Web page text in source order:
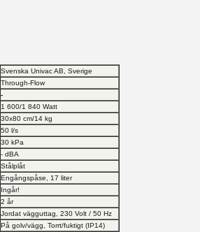
Svenska Univac AB, Sverige
Through-Flow
-
1 600/1 840 Watt
30x80 cm/14 kg
50 l/s
30 kPa
- dBA
Stålplåt
Engångspåse, 17 liter
Ingår!
2 år
Jordat vägguttag, 230 Volt / 50 Hz
På golv/vägg, Torrt/fuktigt (IP14)